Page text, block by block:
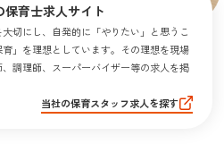
育士求人サイト
切にし、自発的に「やりたい」と思うこ
」を理想としています。その理想を現場
調理師、スーパーバイザー等の求人を掲
当社の保育スタッフ求人を探す